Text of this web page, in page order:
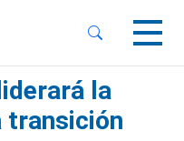
la
transición